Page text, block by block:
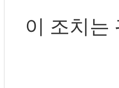
이 조치는